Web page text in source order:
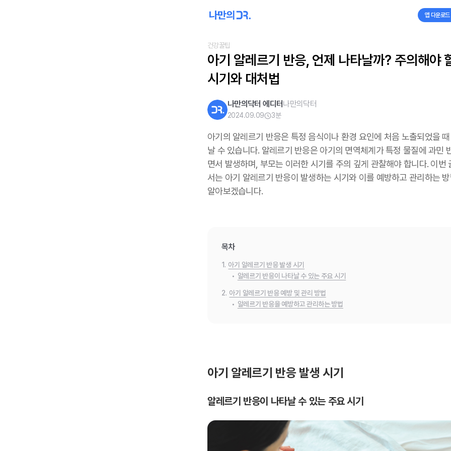
앱 다운로드
건강꿀팁
아기 알레르기 반응, 언제 나타날까? 주의해야
시기와 대처법
나만의닥터 에디터나만의닥터
2024.09.09 3분
아기의 알레르기 반응은 특정 음식이나 환경 요인에 처음 노출되었을
날 수 있습니다. 알레르기 반응은 아기의 면역체계가 특정 물질에 과민
면서 발생하며, 부모는 이러한 시기를 주의 깊게 관찰해야 합니다. 이번
서는 아기 알레르기 반응이 발생하는 시기와 이를 예방하고 관리하는
알아보겠습니다.
목차
1. 아기 알레르기 반응 발생 시기
• 알레르기 반응이 나타날 수 있는 주요 시기
2. 아기 알레르기 반응 예방 및 관리 방법
• 알레르기 반응을 예방하고 관리하는 방법
아기 알레르기 반응 발생 시기
알레르기 반응이 나타날 수 있는 주요 시기